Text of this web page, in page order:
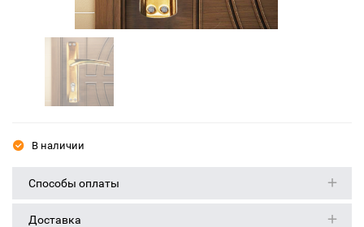
В наличии
Способы оплаты
Доставка